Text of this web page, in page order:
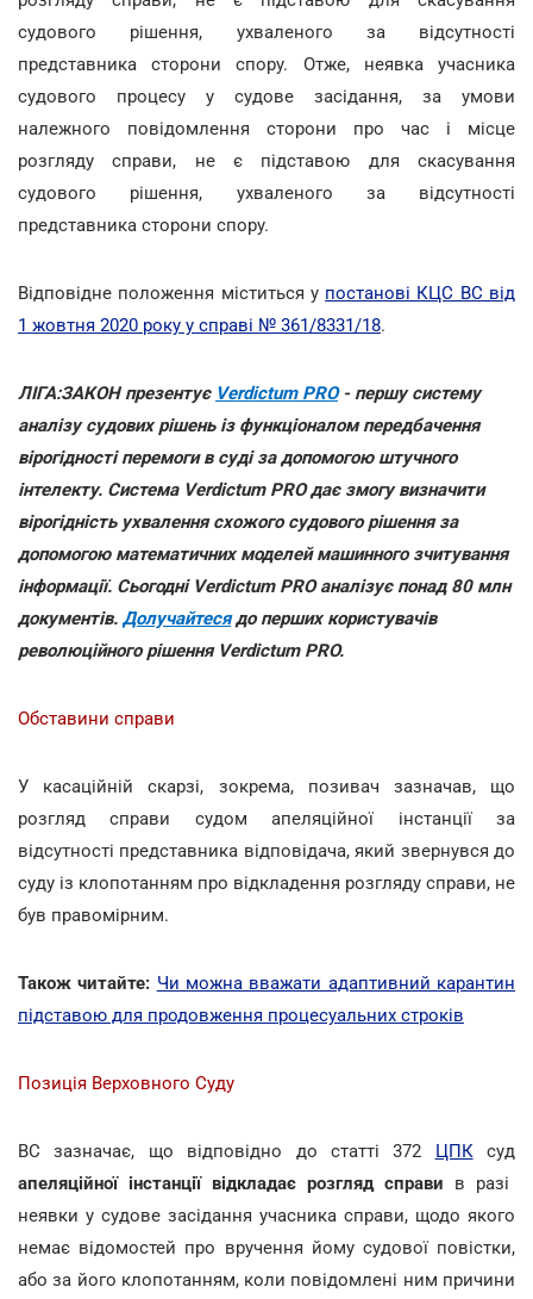
судового рішення, ухваленого за відсутності
представника сторони спору. Отже, неявка учасника
судового процесу у судове засідання, за умови
належного повідомлення сторони про час і місце
розгляду справи, не є підставою для скасування
судового рішення, ухваленого за відсутності
представника сторони спору.
Відповідне положення міститься у постанові КЦС ВС від
1 жовтня 2020 року у справі № 361/8331/18.
ЛІГА:ЗАКОН презентує Verdictum PRO- першу систему
аналізу судових рішень із функціоналом передбачення
вірогідності перемоги в суді за допомогою штучного
інтелекту. Система Verdictum PRO дає змогу визначити
вірогідність ухвалення схожого судового рішення за
допомогою математичних моделей машинного зчитування
інформації. Сьогодні Verdictum PRO аналізує понад 80 млн
документів. Долучайтесядо перших користувачів
революційного рішення Verdictum PRO.
Обставини справи
У касаційній скарзі, зокрема, позивач зазначав, що
розгляд справи судом апеляційної інстанції за
відсутності представника відповідача, який звернувся до
суду із клопотанням про відкладення розгляду справи, не
був правомірним.
Також читайте: Чи можна вважати адаптивний карантин
підставою для продовження процесуальних строків
Позиція Верховного Суду
ВС зазначає, що відповідно до статті 372 ЦПКсуд
апеляційної інстанції відкладає розгляд справи в разі
неявки у судове засідання учасника справи, щодо якого
немає відомостей про вручення йому судової повістки,
або за його клопотанням, коли повідомлені ним причини